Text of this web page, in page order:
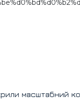
масштабний